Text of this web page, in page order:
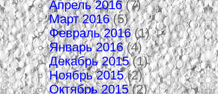
Апрель 2016(7)
Март 2016(5)
Февраль 2016(1)
Январь 2016(4)
Декабрь 2015(1)
Ноябрь 2015(2)
Октябрь 2015(2)